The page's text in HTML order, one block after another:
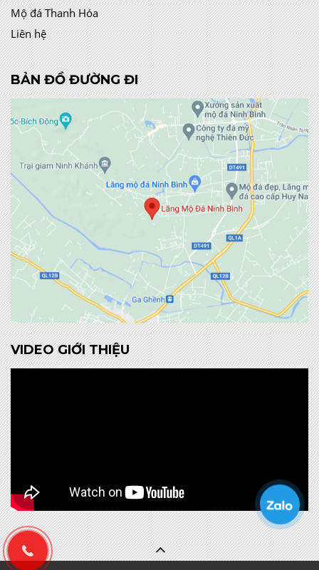
Mộ đá Thanh Hóa
Liên hệ
BẢN ĐỒ ĐƯỜNG ĐI
VIDEO GIỚI THIỆU